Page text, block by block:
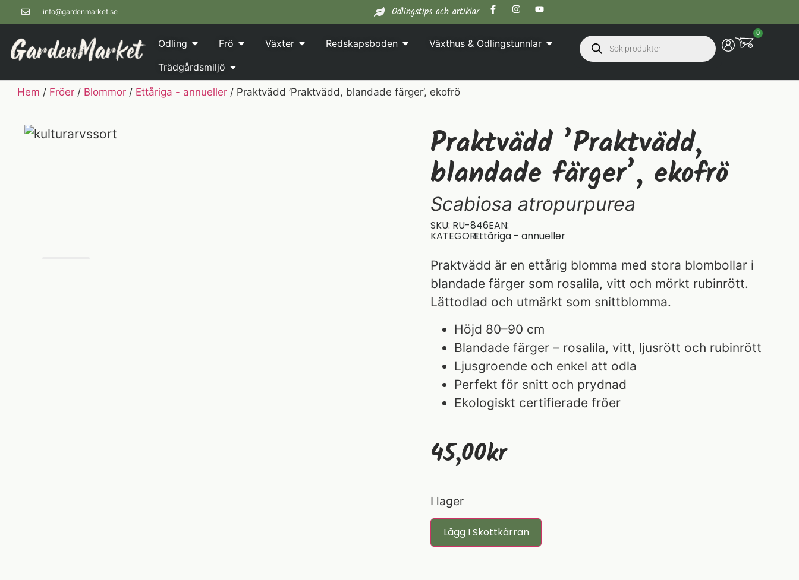
info@gardenmarket.se Odlingstips och artiklar
Odling Frö Växter Redskapsboden
Växthus & Odlingstunnlar
Trädgårdsmiljö
0
Hem / Fröer / Blommor / Ettåriga - annueller / Praktvädd ’Praktvädd, blandade färger’, ekofrö
Praktvädd ’Praktvädd,
blandade färger’, ekofrö
Scabiosa atropurpurea
SKU: RU-846EAN:
KATEGORI:Ettåriga - annueller
Praktvädd är en ettårig blomma med stora blombollar i
blandade färger som rosalila, vitt och mörkt rubinrött.
Lättodlad och utmärkt som snittblomma.
Höjd 80–90 cm
Blandade färger – rosalila, vitt, ljusrött och rubinrött
Ljusgroende och enkel att odla
Perfekt för snitt och prydnad
Ekologiskt certifierade fröer
45,00Kr
I lager
Lägg I Skottkärran